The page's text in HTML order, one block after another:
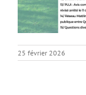
25 février 2026